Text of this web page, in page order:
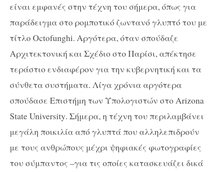
είναι εμφανές στην τέχνη του σήμερα, όπως για
παράδειγμα στο ρομποτικό ζωντανό γλυπτό του με
τίτλοOctofunghi. Αργότερα, όταν σπούδαζε
Αρχιτεκτονική και Σχέδιο στο Παρίσι, απέκτησε
τεράστιο ενδιαφέρον για την κυβερνητική και τα
σύνθετα συστήματα. Λίγα χρόνια αργότερα
σπούδασε Επιστήμη των Υπολογιστών στοArizona
StateUniversity. Σήμερα, η τέχνη του περιλαμβάνει
μεγάλη ποικιλία από γλυπτά που αλληλεπιδρούν
με τους ανθρώπους μέχρι ψηφιακές φωτογραφίες
του σύμπαντος –για τις οποίες κατασκευάζει δικά